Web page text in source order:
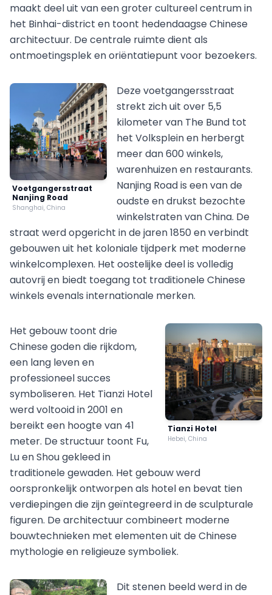
maakt deel uit van een groter cultureel centrum in
het Binhai-district en toont hedendaagse Chinese
architectuur. De centrale ruimte dient als
ontmoetingsplek en oriëntatiepunt voor bezoekers.
Voetgangersstraat
Nanjing Road
Shanghai, China
Deze voetgangersstraat
strekt zich uit over 5,5
kilometer van The Bund tot
het Volksplein en herbergt
meer dan 600 winkels,
warenhuizen en restaurants.
Nanjing Road is een van de
oudste en drukst bezochte
winkelstraten van China. De
straat werd opgericht in de jaren 1850 en verbindt
gebouwen uit het koloniale tijdperk met moderne
winkelcomplexen. Het oostelijke deel is volledig
autovrij en biedt toegang tot traditionele Chinese
winkels evenals internationale merken.
Tianzi Hotel
Hebei, China
Het gebouw toont drie
Chinese goden die rijkdom,
een lang leven en
professioneel succes
symboliseren. Het Tianzi Hotel
werd voltooid in 2001 en
bereikt een hoogte van 41
meter. De structuur toont Fu,
Lu en Shou gekleed in
traditionele gewaden. Het gebouw werd
oorspronkelijk ontworpen als hotel en bevat tien
verdiepingen die zijn geïntegreerd in de sculpturale
figuren. De architectuur combineert moderne
bouwtechnieken met elementen uit de Chinese
mythologie en religieuze symboliek.
Dit stenen beeld werd in de